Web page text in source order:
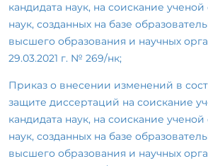
кандидата наук, на соискание
наук, созданных на базе
высшего образования и научных
29.03.2021 г. № 269/нк;
Приказ о внесении изменений в
защите диссертаций на соискание
кандидата наук, на соискание
наук, созданных на базе
высшего образования и научных